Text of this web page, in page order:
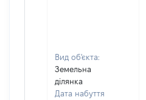
Вид об'єкта:
Земельна
ділянка
Дата набуття